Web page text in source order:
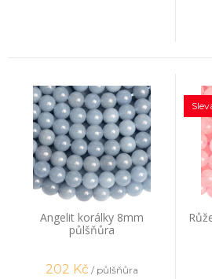
Angelit korálky 8mm
půlšňůra
202 Kč / půlšňůra